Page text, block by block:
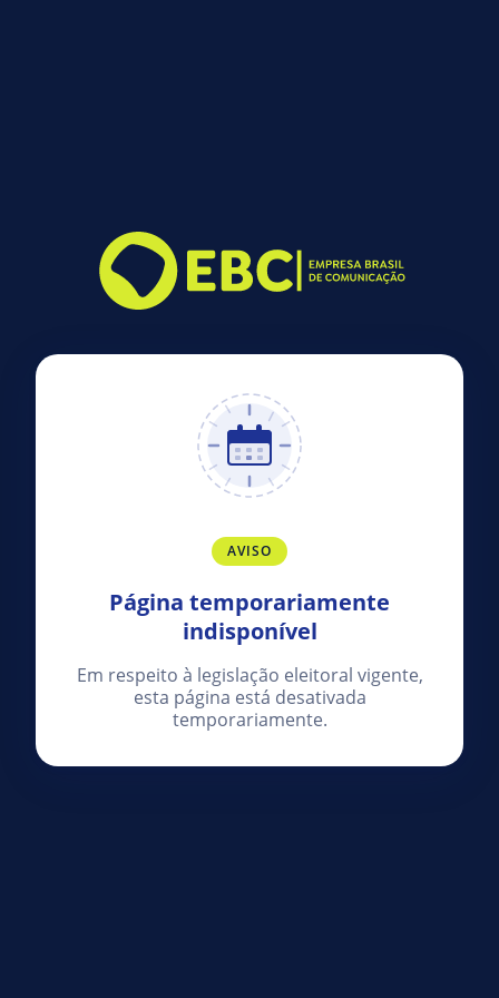
AVISO
Página temporariamente
indisponível
Em respeito à legislação eleitoral vigente,
esta página está desativada
temporariamente.